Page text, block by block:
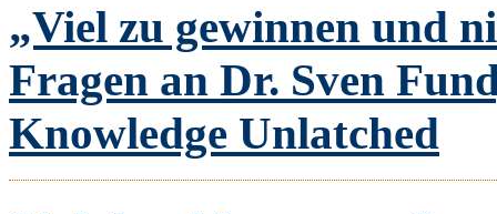
„Viel zu gewinnen und
Fragen an Dr. Sven
Knowledge Unlatched